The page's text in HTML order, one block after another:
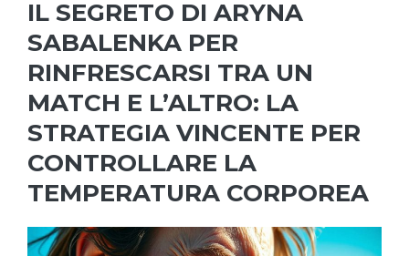
IL SEGRETO DI ARYNA
SABALENKA PER
RINFRESCARSI TRA UN
MATCH E L’ALTRO: LA
STRATEGIA VINCENTE PER
CONTROLLARE LA
TEMPERATURA CORPOREA